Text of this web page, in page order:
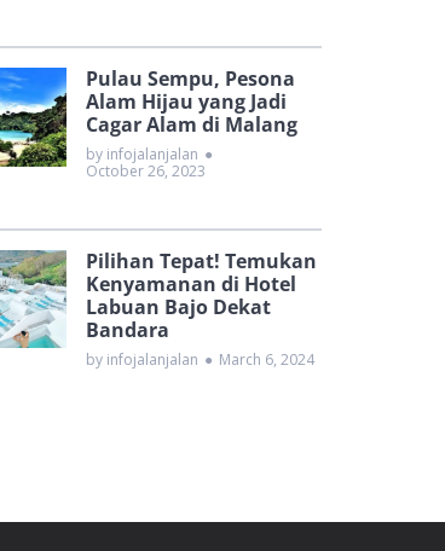
Pulau Sempu, Pesona
Alam Hijau yang Jadi
Cagar Alam di Malang
by infojalanjalan ●
October 26, 2023
Pilihan Tepat! Temukan
Kenyamanan di Hotel
Labuan Bajo Dekat
Bandara
by infojalanjalan ● March 6, 2024